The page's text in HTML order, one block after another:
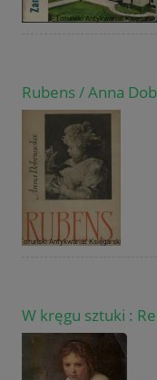
Rubens / Anna
W kręgu sztuki :